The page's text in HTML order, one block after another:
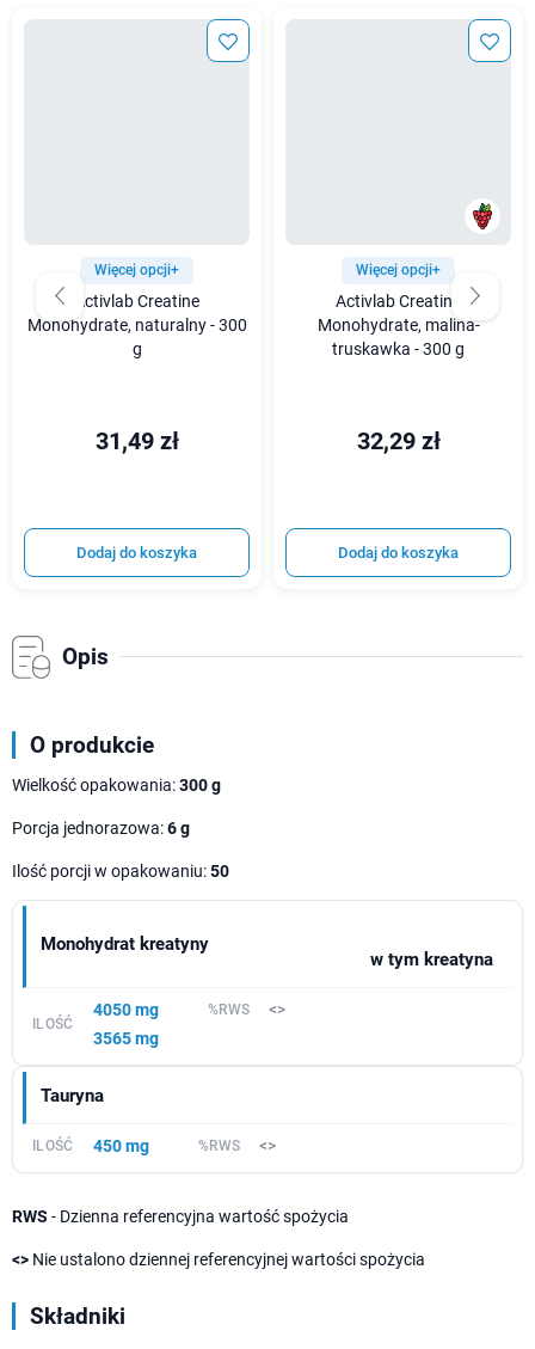
Więcej opcji+
Activlab Creatine
Monohydrate, naturalny - 300
g
31,49 zł
Dodaj do koszyka
Więcej opcji+
Activlab Creatine
Monohydrate, malina-
truskawka - 300 g
32,29 zł
Dodaj do koszyka
Opis
O produkcie
Wielkość opakowania:300 g
Porcja jednorazowa:6 g
Ilość porcji w opakowaniu:50
Monohydrat kreatyny
w tym kreatyna
4050 mg
3565 mg
<>
Tauryna
450 mg <>
RWS - Dzienna referencyjna wartość spożycia
<> Nie ustalono dziennej referencyjnej wartości spożycia
Składniki